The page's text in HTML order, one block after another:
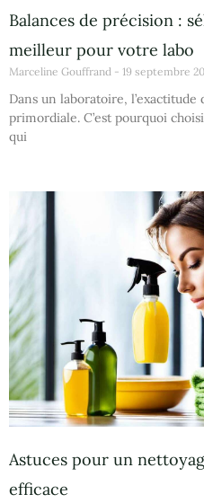
Balances de précision :
meilleur pour votre labo
Marceline Gouffrand 19 septembre
Dans un laboratoire, l’exactitude
primordiale. C’est pourquoi
qui
Astuces pour un
efficace